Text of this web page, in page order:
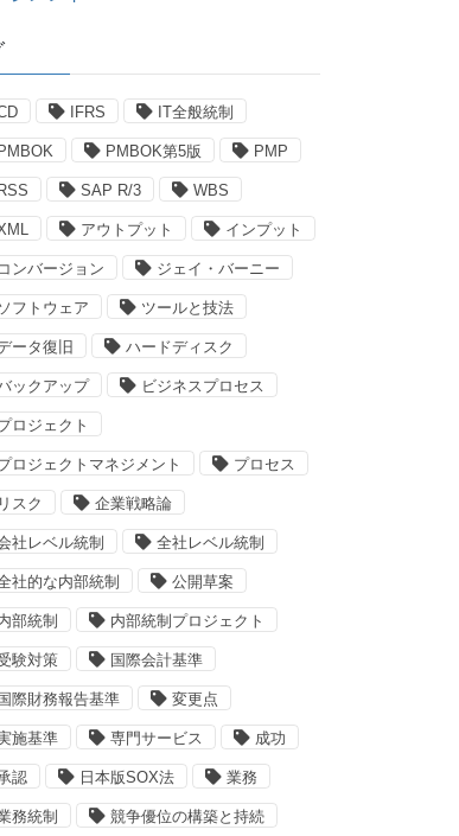
IFRS IT全般統制
PMBOK PMBOK第5版 PMP
RSS SAP R/3 WBS
アウトプット インプット
コンバージョン ジェイ・バーニー
ソフトウェア ツールと技法
ータ復旧 ハードディスク
ックアップ ビジネスプロセス
ロジェクト
ロジェクトマネジメント プロセス
リスク 企業戦略論
社レベル統制 全社レベル統制
社的な内部統制 公開草案
部統制 内部統制プロジェクト
験対策 国際会計基準
国際財務報告基準 変更点
施基準 専門サービス 成功
認 日本版SOX法 業務
務統制 競争優位の構築と持続